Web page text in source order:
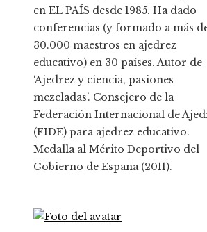
en EL PAÍS desde 1985. Ha dado
conferencias (y formado a más
30.000 maestros en ajedrez
educativo) en 30 países. Autor de
‘Ajedrez y ciencia, pasiones
mezcladas’. Consejero de la
Federación Internacional de
(FIDE) para ajedrez educativo.
Medalla al Mérito Deportivo del
Gobierno de España (2011).